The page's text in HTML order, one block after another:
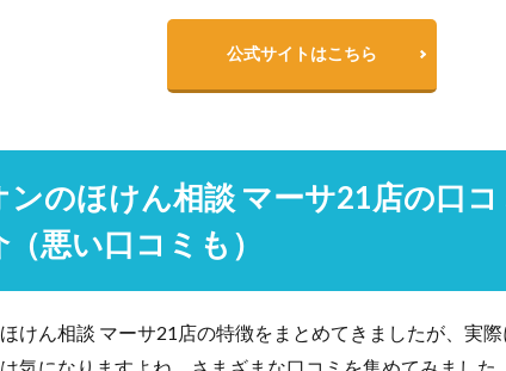
公式サイトはこちら
ンのほけん相談 マーサ21店の口
悪い口コミも）
けん相談 マーサ21店の特徴をまとめてきましたが、実